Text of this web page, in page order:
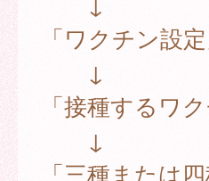
「ワクチン設
↓
「接種するワ
↓
「三種または